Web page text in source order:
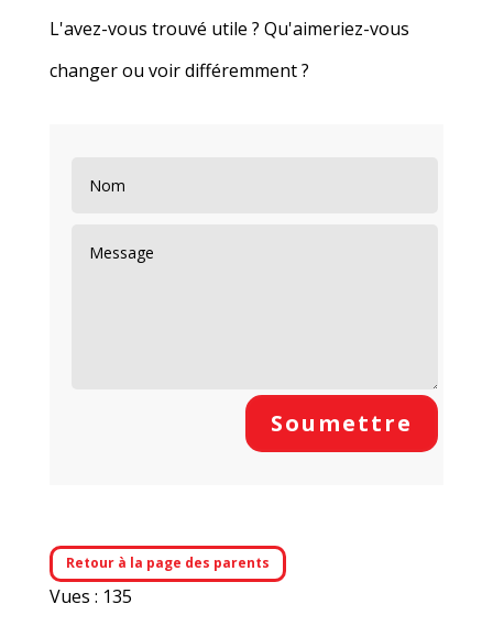
L'avez-vous trouvé utile ? Qu'aimeriez-vous
changer ou voir différemment ?
Soumettre
Retour à la page des parents
Vues : 135